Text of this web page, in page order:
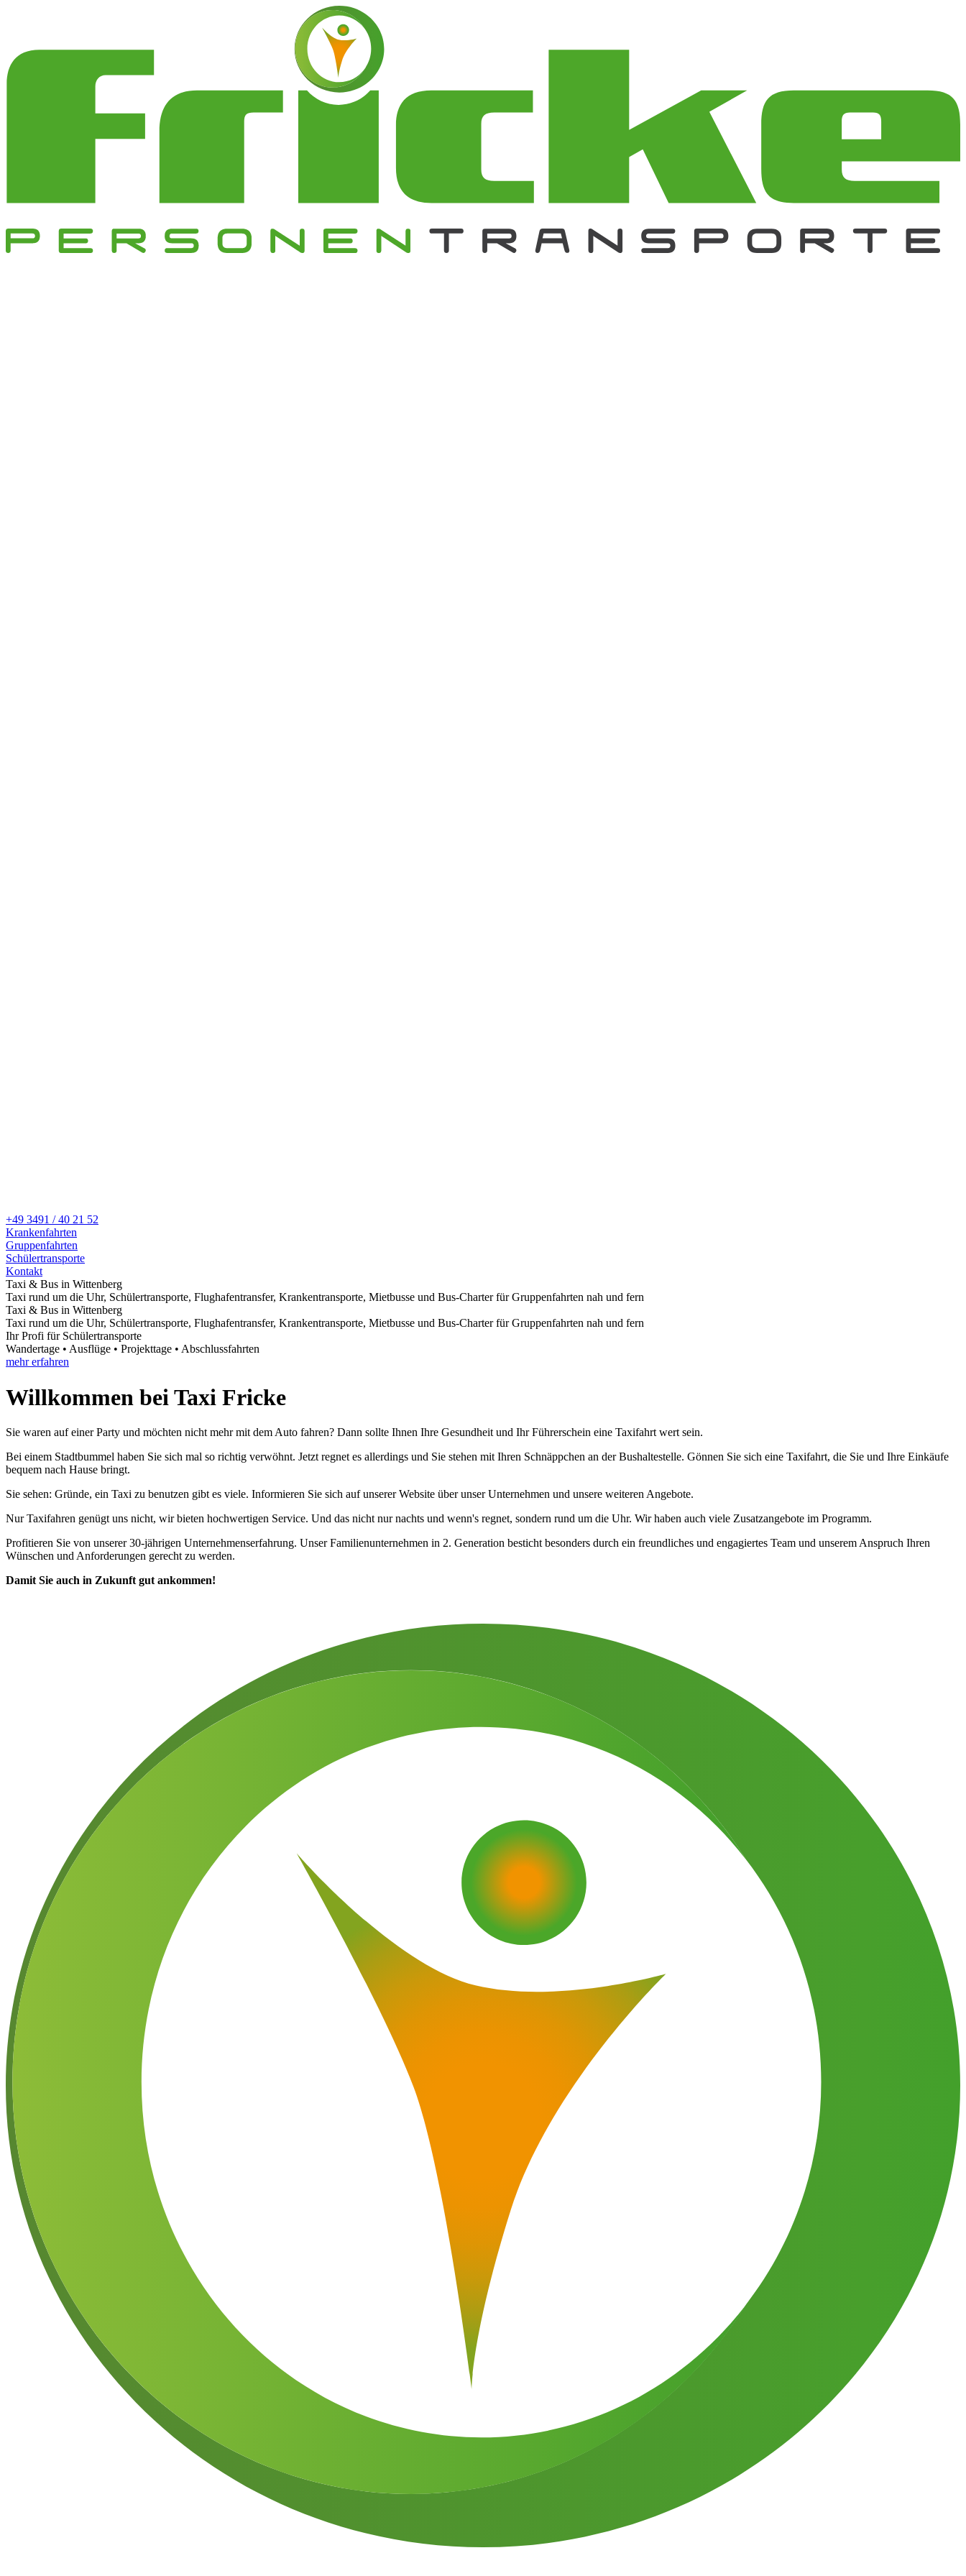
+49 3491 / 40 21 52
Krankenfahrten
Gruppenfahrten
Schülertransporte
Kontakt
Taxi & Bus in Wittenberg
Taxi rund um die Uhr, Schülertransporte, Flughafentransfer, Krankentransporte, Mietbusse und Bus-Charter für Gruppenfahrten nah und fern
Taxi & Bus in Wittenberg
Taxi rund um die Uhr, Schülertransporte, Flughafentransfer, Krankentransporte, Mietbusse und Bus-Charter für Gruppenfahrten nah und fern
Ihr Profi für Schülertransporte
Wandertage • Ausflüge • Projekttage • Abschlussfahrten
mehr erfahren
Willkommen bei Taxi Fricke
Sie waren auf einer Party und möchten nicht mehr mit dem Auto fahren? Dann sollte Ihnen Ihre Gesundheit und Ihr Führerschein eine Taxifahrt wert sein.
Bei einem Stadtbummel haben Sie sich mal so richtig verwöhnt. Jetzt regnet es allerdings und Sie stehen mit Ihren Schnäppchen an der Bushaltestelle. Gönnen Sie sich eine Taxifahrt, die Sie und Ihre Einkäufe
bequem nach Hause bringt.
Sie sehen: Gründe, ein Taxi zu benutzen gibt es viele. Informieren Sie sich auf unserer Website über unser Unternehmen und unsere weiteren Angebote.
Nur Taxifahren genügt uns nicht, wir bieten hochwertigen Service. Und das nicht nur nachts und wenn's regnet, sondern rund um die Uhr. Wir haben auch viele Zusatzangebote im Programm.
Profitieren Sie von unserer 30-jährigen Unternehmenserfahrung. Unser Familienunternehmen in 2. Generation besticht besonders durch ein freundliches und engagiertes Team und unserem Anspruch Ihren
Wünschen und Anforderungen gerecht zu werden.
Damit Sie auch in Zukunft gut ankommen!